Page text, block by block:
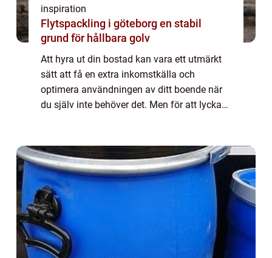
inspiration
Flytspackling i göteborg en stabil
grund för hållbara golv
Att hyra ut din bostad kan vara ett utmärkt
sätt att få en extra inkomstkälla och
optimera användningen av ditt boende när
du själv inte behöver det. Men för att lyckas